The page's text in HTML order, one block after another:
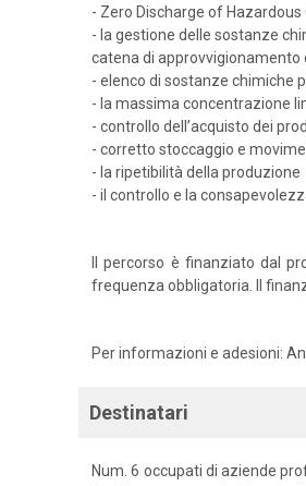
- Zero Discharge of Hazardous
- la gestione delle sostanze
catena di
- elenco di sostanze chimiche
- la massima concentrazione
- controllo dell’acquisto dei
- corretto stoccaggio e
- la ripetibilità della produzione
- il controllo e la
Il percorso è finanziato dal
frequenza obbligatoria. Il
Per informazioni e adesioni:
Destinatari
Num. 6 occupati di aziende